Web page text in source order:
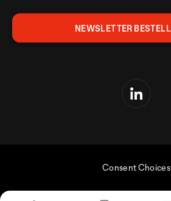
Consent Choices